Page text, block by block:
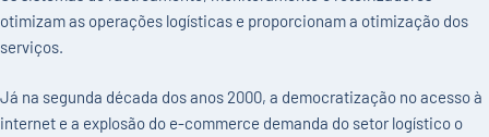
otimizam as operações logísticas e proporcionam a otimização dos
serviços.
Já na segunda década dos anos 2000, a democratização no acesso à
internet e a explosão do e-commerce demanda do setor logístico o